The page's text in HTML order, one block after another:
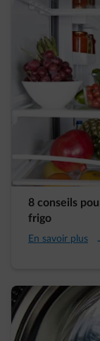
8 conseils
frigo
En savoir plus